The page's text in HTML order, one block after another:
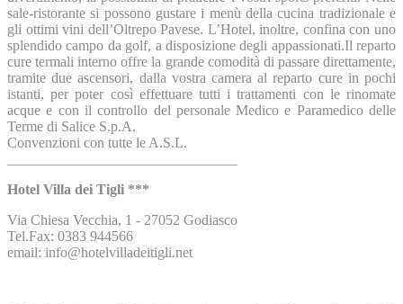
sale-ristorante si possono gustare i menù della cucina tradizionale e
gli ottimi vini dell’Oltrepo Pavese. L’Hotel, inoltre, confina con uno
splendido campo da golf, a disposizione degli appassionati.Il reparto
cure termali interno offre la grande comodità di passare direttamente,
tramite due ascensori, dalla vostra camera al reparto cure in pochi
istanti, per poter così effettuare tutti i trattamenti con le rinomate
acque e con il controllo del personale Medico e Paramedico delle
Terme di Salice S.p.A.
Convenzioni con tutte le A.S.L.
Hotel Villa dei Tigli ***
Via Chiesa Vecchia, 1 - 27052 Godiasco
Tel.Fax: 0383 944566
email: info@hotelvilladeitigli.net